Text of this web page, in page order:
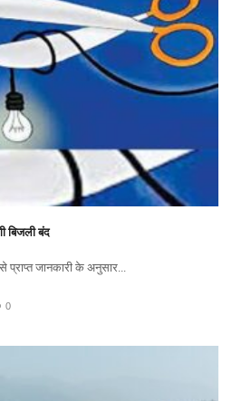
बिजली बंद
प्राप्त जानकारी के अनुसार...
0